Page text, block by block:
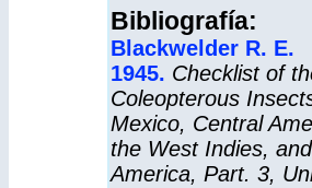
Bibliografía:
Blackwelder R. E.
1945. Checklist of
Coleopterous
Mexico, Central
the West Indies,
America, Part. 3,